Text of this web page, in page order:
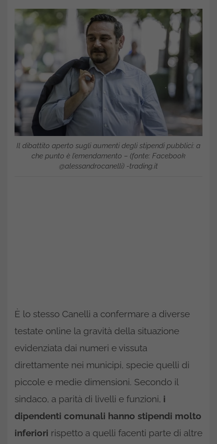
Il dibattito aperto sugli aumenti degli stipendi pubblici: a
che punto è l’emendamento – (fonte: Facebook
@alessandrocanelli) -trading.it
È lo stesso Canelli a confermare a diverse
testate online la gravità della situazione
evidenziata dai numeri e vissuta
direttamente nei municipi, specie quelli di
piccole e medie dimensioni. Secondo il
sindaco, a parità di livelli e funzioni, i
dipendenti comunali hanno stipendi molto
inferiori rispetto a quelli facenti parte di altre